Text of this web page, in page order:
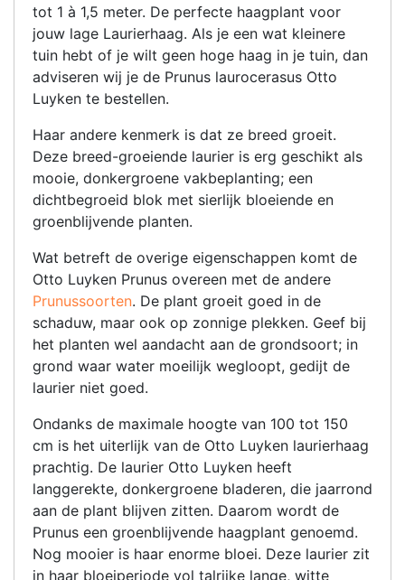
tot 1 à 1,5 meter. De perfecte haagplant voor
jouw lage Laurierhaag. Als je een wat kleinere
tuin hebt of je wilt geen hoge haag in je tuin, dan
adviseren wij je de Prunus laurocerasus Otto
Luyken te bestellen.
Haar andere kenmerk is dat ze breed groeit.
Deze breed-groeiende laurier is erg geschikt als
mooie, donkergroene vakbeplanting; een
dichtbegroeid blok met sierlijk bloeiende en
groenblijvende planten.
Wat betreft de overige eigenschappen komt de
Otto Luyken Prunus overeen met de andere
Prunussoorten. De plant groeit goed in de
schaduw, maar ook op zonnige plekken. Geef bij
het planten wel aandacht aan de grondsoort; in
grond waar water moeilijk wegloopt, gedijt de
laurier niet goed.
Ondanks de maximale hoogte van 100 tot 150
cm is het uiterlijk van de Otto Luyken laurierhaag
prachtig. De laurier Otto Luyken heeft
langgerekte, donkergroene bladeren, die jaarrond
aan de plant blijven zitten. Daarom wordt de
Prunus een groenblijvende haagplant genoemd.
Nog mooier is haar enorme bloei. Deze laurier zit
in haar bloeiperiode vol talrijke lange, witte